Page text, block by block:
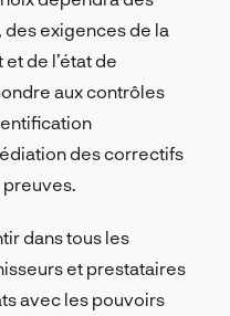
exigences de la
de l’état de
aux contrôles
des correctifs
dans tous les
et prestataires
avec les pouvoirs